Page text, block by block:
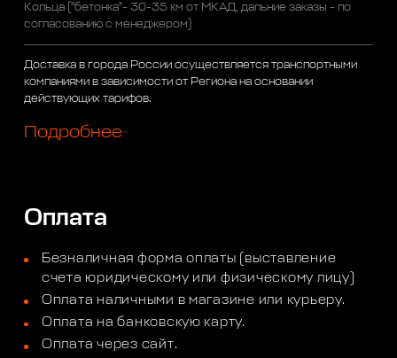
Кольца ("бетонка"- 30-35 км от МКАД, дальние заказы - по
согласованию с менеджером)
Доставка в города России осуществляется транспортными
компаниями в зависимости от Региона на основании
действующих тарифов.
Подробнее
Оплата
Безналичная форма оплаты (выставление
счета юридическому или физическому лицу)
Оплата наличными в магазине или курьеру.
Оплата на банковскую карту.
Оплата через сайт.